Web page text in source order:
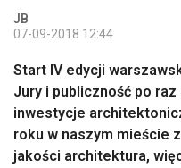
JB
07-09-2018 12:44
Start IV edycji
Jury i publiczność po
inwestycje
roku w naszym mieście
jakości architektura,